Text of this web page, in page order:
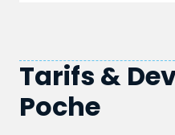
Tarifs &
Poche